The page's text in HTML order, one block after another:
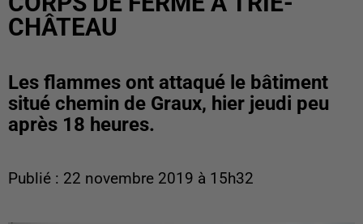
CHÂTEAU
Les flammes ont attaqué le bâtiment
situé chemin de Graux, hier jeudi peu
après 18 heures.
Publié : 22 novembre 2019 à 15h32